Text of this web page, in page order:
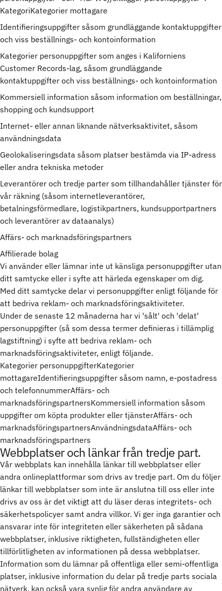
KategoriKategorier mottagare
Identifieringsuppgifter såsom grundläggande kontaktuppgifter
och viss beställnings- och kontoinformation
Kategorier personuppgifter som anges i Kaliforniens
Customer Records-lag, såsom grundläggande
kontaktuppgifter och viss beställnings- och kontoinformation
Kommersiell information såsom information om beställningar,
shopping och kundsupport
Internet- eller annan liknande nätverksaktivitet, såsom
användningsdata
Geolokaliseringsdata såsom platser bestämda via IP-adress
eller andra tekniska metoder
Leverantörer och tredje parter som tillhandahåller tjänster för
vår räkning (såsom internetleverantörer,
betalningsförmedlare, logistikpartners, kundsupportpartners
och leverantörer av dataanalys)
Affärs- och marknadsföringspartners
Affilierade bolag
Vi använder eller lämnar inte ut känsliga personuppgifter utan
ditt samtycke eller i syfte att härleda egenskaper om dig.
Med ditt samtycke delar vi personuppgifter enligt följande för
att bedriva reklam- och marknadsföringsaktiviteter.
Under de senaste 12 månaderna har vi 'sålt' och 'delat'
personuppgifter (så som dessa termer definieras i tillämplig
lagstiftning) i syfte att bedriva reklam- och
marknadsföringsaktiviteter, enligt följande.
Kategorier personuppgifterKategorier
mottagareIdentifieringsuppgifter såsom namn, e-postadress
och telefonnummerAffärs- och
marknadsföringspartnersKommersiell information såsom
uppgifter om köpta produkter eller tjänsterAffärs- och
marknadsföringspartnersAnvändningsdataAffärs- och
marknadsföringspartners
Webbplatser och länkar från tredje part.
Vår webbplats kan innehålla länkar till webbplatser eller
andra onlineplattformar som drivs av tredje part. Om du följer
länkar till webbplatser som inte är anslutna till oss eller inte
drivs av oss är det viktigt att du läser deras integritets- och
säkerhetspolicyer samt andra villkor. Vi ger inga garantier och
ansvarar inte för integriteten eller säkerheten på sådana
webbplatser, inklusive riktigheten, fullständigheten eller
tillförlitligheten av informationen på dessa webbplatser.
Information som du lämnar på offentliga eller semi-offentliga
platser, inklusive information du delar på tredje parts sociala
nätverk, kan också vara synlig för andra användare av